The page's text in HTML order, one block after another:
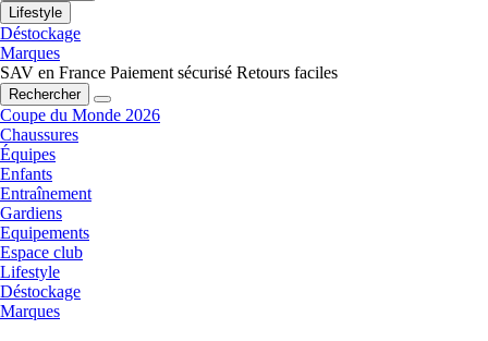
Lifestyle
Déstockage
Marques
SAV en France Paiement sécurisé Retours faciles
Rechercher
Coupe du Monde 2026
Chaussures
Équipes
Enfants
Entraînement
Gardiens
Equipements
Espace club
Lifestyle
Déstockage
Marques